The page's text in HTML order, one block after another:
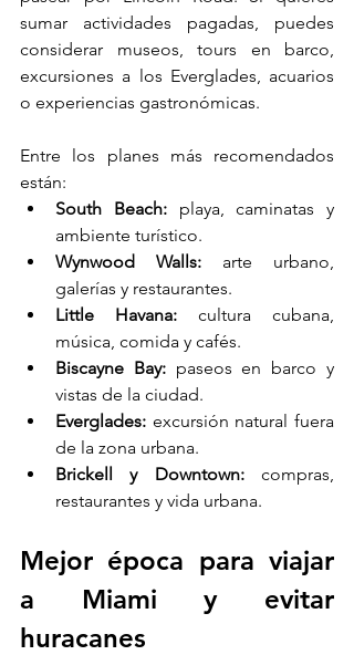
sumar actividades pagadas, puedes
considerar museos, tours en barco,
excursiones a los Everglades, acuarios
o experiencias gastronómicas.
Entre los planes más recomendados
están:
South Beach: playa, caminatas y
ambiente turístico.
Wynwood Walls: arte urbano,
galerías y restaurantes.
Little Havana: cultura cubana,
música, comida y cafés.
Biscayne Bay: paseos en barco y
vistas de la ciudad.
Everglades: excursión natural fuera
de la zona urbana.
Brickell y Downtown: compras,
restaurantes y vida urbana.
Mejor época para viajar
a Miami y evitar
huracanes